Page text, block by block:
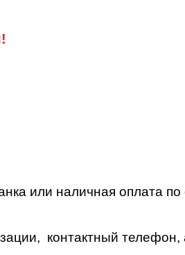
или наличная оплата по
контактный телефон,